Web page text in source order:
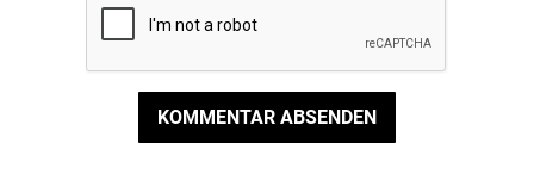
KOMMENTAR ABSENDEN